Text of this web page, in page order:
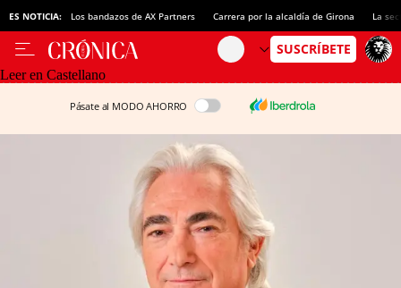
ES NOTICIA: Los bandazos de AX Partners Carrera por la alcaldía de Girona La
Leer en Castellano
Pásate al MODO AHORRO